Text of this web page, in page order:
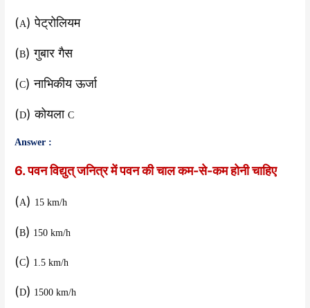
(A) पेट्रोलियम
(B) गुबार गैस
(C) नाभिकीय ऊर्जा
(D) कोयला C
Answer :
6. पवन विद्युत् जनित्र में पवन की चाल कम-से-कम होनी चाहिए
(A) 15 km/h
(B) 150 km/h
(C) 1.5 km/h
(D) 1500 km/h